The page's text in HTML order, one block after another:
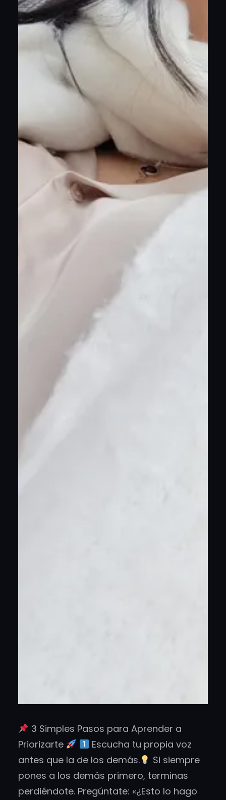
3 Simples Pasos para Aprender a
Priorizarte
Escucha tu propia voz
antes que la de los demás.
Si siempre
pones a los demás primero, terminas
perdiéndote. Pregúntate: «¿Esto lo hago